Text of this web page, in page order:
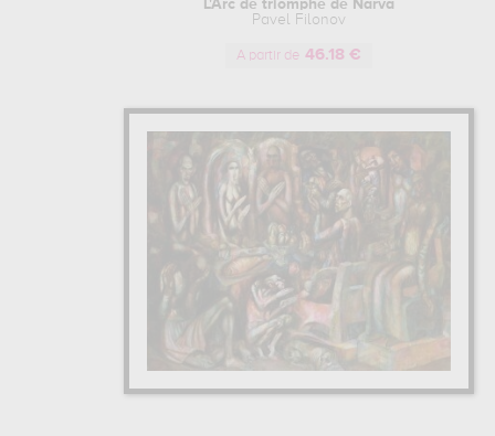
L'Arc de triomphe de Narva
Pavel Filonov
A partir de 46.18 €